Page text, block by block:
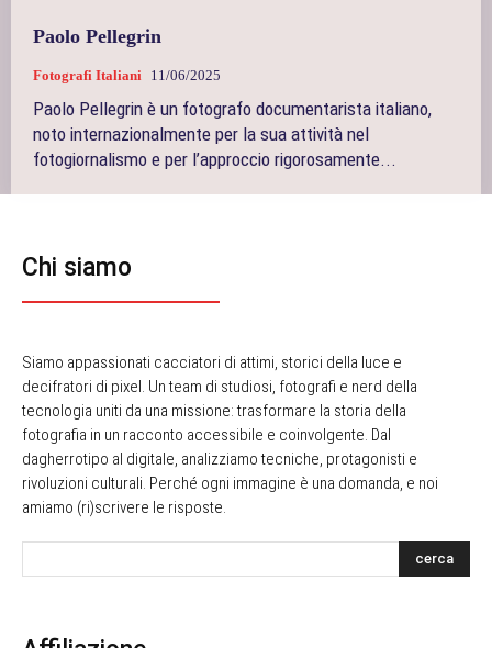
Paolo Pellegrin
Fotografi Italiani 11/06/2025
Paolo Pellegrin è un fotografo documentarista italiano,
noto internazionalmente per la sua attività nel
fotogiornalismo e per l’approccio rigorosamente...
Chi siamo
Siamo appassionati cacciatori di attimi, storici della luce e
decifratori di pixel. Un team di studiosi, fotografi e nerd della
tecnologia uniti da una missione: trasformare la storia della
fotografia in un racconto accessibile e coinvolgente. Dal
dagherrotipo al digitale, analizziamo tecniche, protagonisti e
rivoluzioni culturali. Perché ogni immagine è una domanda, e noi
amiamo (ri)scrivere le risposte.
cerca